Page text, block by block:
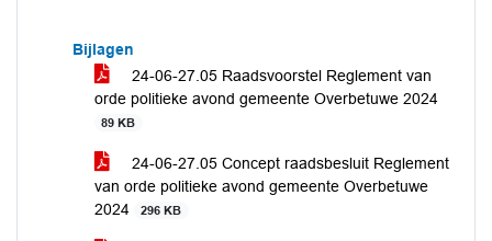
Bijlagen
24-06-27.05 Raadsvoorstel Reglement van
orde politieke avond gemeente Overbetuwe 2024
89 KB
24-06-27.05 Concept raadsbesluit Reglement
van orde politieke avond gemeente Overbetuwe
2024
296 KB